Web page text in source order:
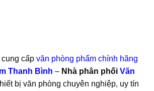
cấp văn phòng phẩm chính hãng
Thanh Bình – Nhà phân phối Văn
bị văn phòng chuyên nghiệp, uy tín